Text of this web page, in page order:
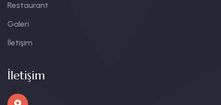
Restaurant
Galeri
İletişim
İletişim